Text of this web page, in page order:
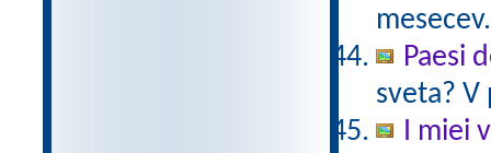
mesecev.
Paesi
sveta?
I miei